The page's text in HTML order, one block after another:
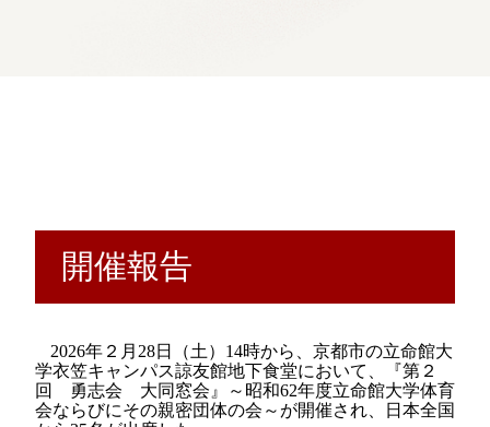
開催報告
2026年２月 28日（土） 14時から、京都市の立命館大
学衣笠キャンパス諒友館地下食堂において、『第２
回 勇志会 大同窓会』～昭和62年度立命館大学体育
会ならびにその親密団体の会～が開催され、日本全国